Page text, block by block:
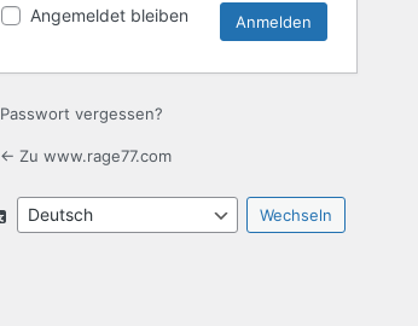
Angemeldet bleiben
Passwort vergessen?
← Zu www.rage77.com
Sprache